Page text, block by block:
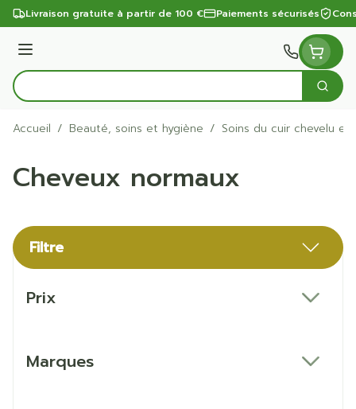
Aller au contenu
Livraison gratuite à partir de 100 € Paiements sécurisés
Menu
Rechercher
Accueil / Beauté, soins et hygiène / Soins du cuir chevelu et
Cheveux normaux
Filtre
Prix
Marques